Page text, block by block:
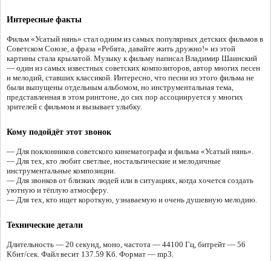
Интересные факты
Фильм «Усатый нянь» стал одним из самых популярных детских фильмов в
Советском Союзе, а фраза «Ребята, давайте жить дружно!» из этой
картины стала крылатой. Музыку к фильму написал Владимир Шаинский
— один из самых известных советских композиторов, автор многих песен
и мелодий, ставших классикой. Интересно, что песни из этого фильма не
были выпущены отдельным альбомом, но инструментальная тема,
представленная в этом рингтоне, до сих пор ассоциируется у многих
зрителей с фильмом и вызывает улыбку.
Кому подойдёт этот звонок
— Для поклонников советского кинематографа и фильма «Усатый нянь».
— Для тех, кто любит светлые, ностальгические и мелодичные
инструментальные композиции.
— Для звонков от близких людей или в ситуациях, когда хочется создать
уютную и тёплую атмосферу.
— Для тех, кто ищет короткую, узнаваемую и очень душевную мелодию.
Технические детали
Длительность — 20 секунд, моно, частота — 44100 Гц, битрейт — 56
Кбит/сек. Файл весит 137.59 Кб. Формат — mp3.